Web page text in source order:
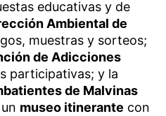
educativas y de
Ambiental de
muestras y sorteos;
de Adicciones
participativas; y la
de Malvinas
museo itinerante con